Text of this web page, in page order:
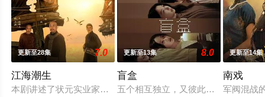
更新至28集 7.0
江海潮生
本剧讲述了状元实业家张謇创办大生企业，实业报国的故事。
更新至13集 8.0
盲盒
五个相互独立，又彼此呼应的故事
更新至14集
南戏
军阀混战